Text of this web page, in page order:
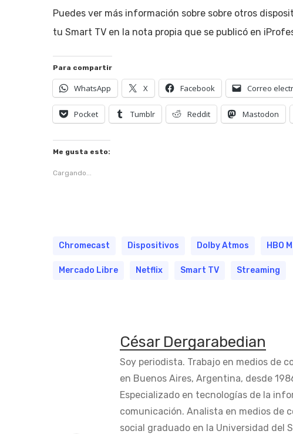
Puedes ver más información sobre sobre otros
tu Smart TV en la nota propia que se publicó en
Para compartir
WhatsApp X Facebook Correo
Pocket Tumblr Reddit Mastodon
Me gusta esto:
Cargando...
Chromecast Dispositivos Dolby Atmos HBO
Mercado Libre Netflix Smart TV Streaming
César Dergarabedian
Soy periodista. Trabajo en medios de
en Buenos Aires, Argentina, desde
Especializado en tecnologías de la
comunicación. Analista en medios de
social graduado en la Universidad del